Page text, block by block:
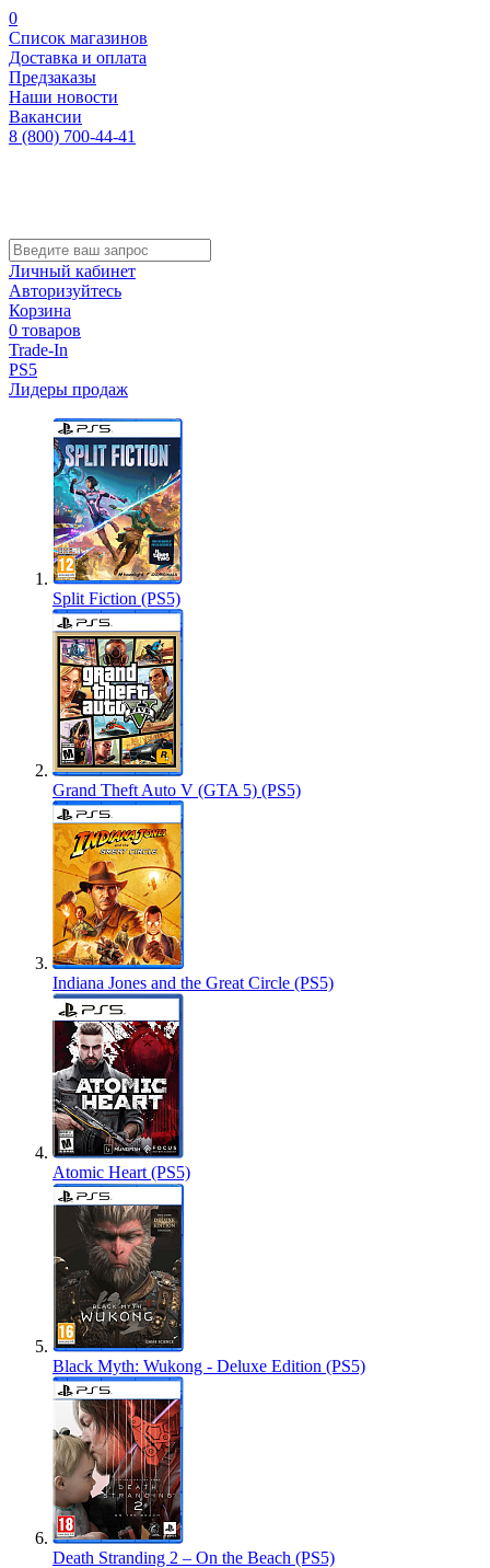
0
Список магазинов
Доставка и оплата
Предзаказы
Наши новости
Вакансии
8 (800) 700-44-41
Личный кабинет
Авторизуйтесь
Корзина
0 товаров
Trade-In
PS5
Лидеры продаж
Split Fiction (PS5)
Grand Theft Auto V (GTA 5) (PS5)
Indiana Jones and the Great Circle (PS5)
Atomic Heart (PS5)
Black Myth: Wukong - Deluxe Edition (PS5)
Death Stranding 2 – On the Beach (PS5)